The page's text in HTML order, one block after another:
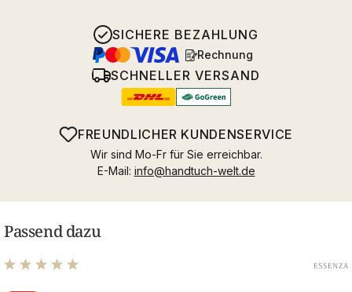
SICHERE BEZAHLUNG
Rechnung
SCHNELLER VERSAND
FREUNDLICHER KUNDENSERVICE
Wir sind Mo-Fr für Sie erreichbar.
E-Mail: info@handtuch-welt.de
Passend dazu